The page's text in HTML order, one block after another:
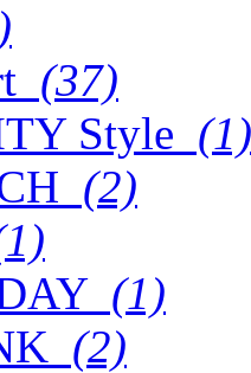
(37)
Style (1)
(2)
(1)
(2)